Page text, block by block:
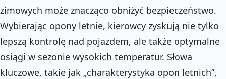
zimowych może znacząco obniżyć bezpieczeństwo.
Wybierając opony letnie, kierowcy zyskują nie tylko
lepszą kontrolę nad pojazdem, ale także optymalne
osiągi w sezonie wysokich temperatur. Słowa
kluczowe, takie jak „charakterystyka opon letnich”,